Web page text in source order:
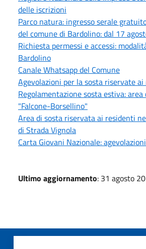
delle iscrizioni
Parco natura: ingresso serale
del comune di Bardolino: dal 17
Richiesta permessi e accessi:
Bardolino
Canale Whatsapp del Comune
Agevolazioni per la sosta riservate
Regolamentazione sosta estiva:
"Falcone-Borsellino"
Area di sosta riservata ai residenti
di Strada Vignola
Carta Giovani Nazionale:
Ultimo aggiornamento: 31 agosto